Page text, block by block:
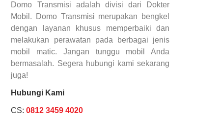
Domo Transmisi adalah divisi dari Dokter
Mobil. Domo Transmisi merupakan bengkel
dengan layanan khusus memperbaiki dan
melakukan perawatan pada berbagai jenis
mobil matic. Jangan tunggu mobil Anda
bermasalah. Segera hubungi kami sekarang
juga!
Hubungi Kami
CS:0812 3459 4020